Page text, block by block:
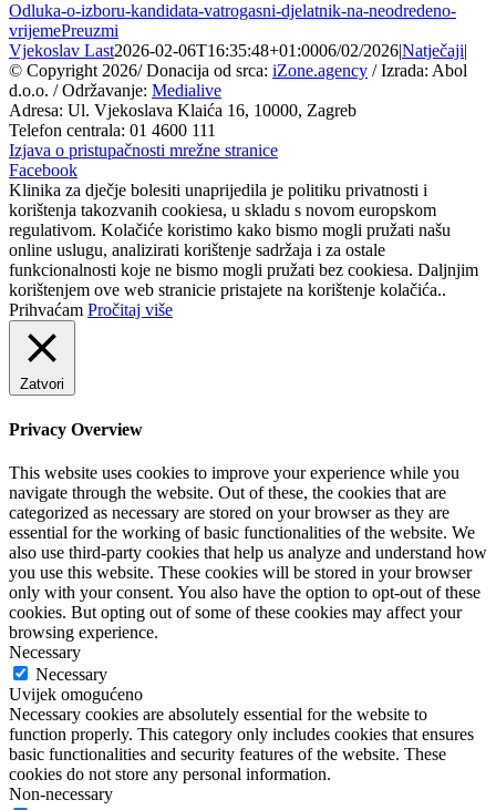
Odluka-o-izboru-kandidata-vatrogasni-djelatnik-na-neodredeno-
vrijemePreuzmi
Vjekoslav Last2026-02-06T16:35:48+01:0006/02/2026|Natječaji|
© Copyright2026/ Donacija od srca: iZone.agency / Izrada: Abol
d.o.o. / Održavanje: Medialive
Adresa: Ul. Vjekoslava Klaića 16, 10000, Zagreb
Telefon centrala: 01 4600 111
Izjava o pristupačnosti mrežne stranice
Facebook
Klinika za dječje bolesiti unaprijedila je politiku privatnosti i
korištenja takozvanih cookiesa, u skladu s novom europskom
regulativom. Kolačiće koristimo kako bismo mogli pružati našu
online uslugu, analizirati korištenje sadržaja i za ostale
funkcionalnosti koje ne bismo mogli pružati bez cookiesa. Daljnjim
korištenjem ove web stranicie pristajete na korištenje kolačića..
Prihvaćam Pročitaj više
Zatvori
Privacy Overview
This website uses cookies to improve your experience while you
navigate through the website. Out of these, the cookies that are
categorized as necessary are stored on your browser as they are
essential for the working of basic functionalities of the website. We
also use third-party cookies that help us analyze and understand how
you use this website. These cookies will be stored in your browser
only with your consent. You also have the option to opt-out of these
cookies. But opting out of some of these cookies may affect your
browsing experience.
Necessary
Necessary
Uvijek omogućeno
Necessary cookies are absolutely essential for the website to
function properly. This category only includes cookies that ensures
basic functionalities and security features of the website. These
cookies do not store any personal information.
Non-necessary